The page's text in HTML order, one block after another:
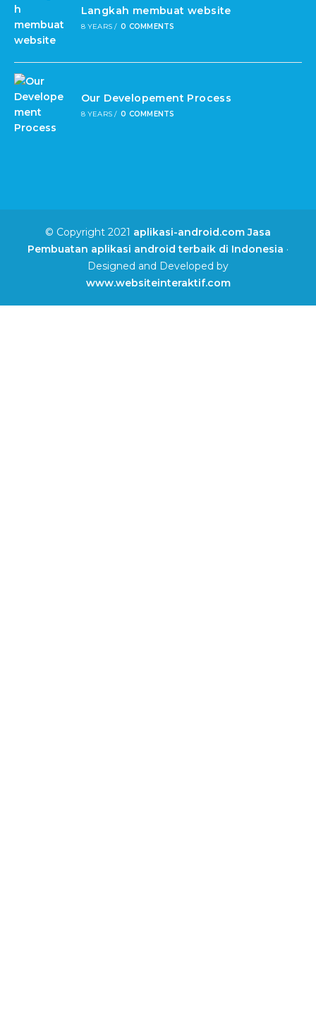
Langkah membuat website
8 YEARS / 0 COMMENTS
Our Developement Process
8 YEARS / 0 COMMENTS
© Copyright 2021 aplikasi-android.com Jasa
Pembuatan aplikasi android terbaik di Indonesia ·
Designed and Developed by
www.websiteinteraktif.com